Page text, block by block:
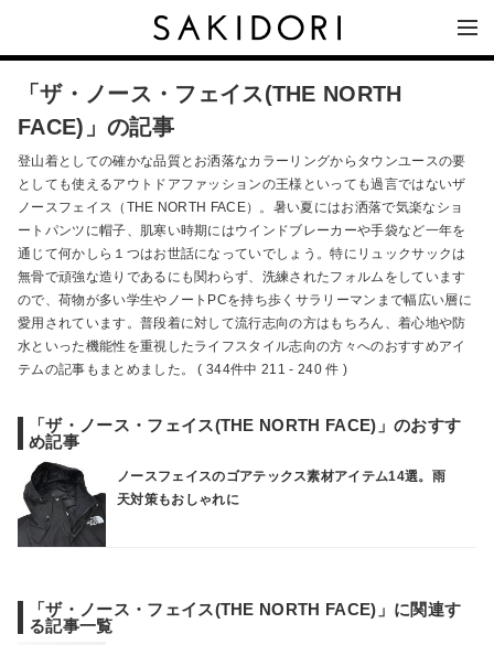
「ザ・ノース・フェイス(THE NORTH
FACE)」の記事
登山着としての確かな品質とお洒落なカラーリングからタウンユースの要
としても使えるアウトドアファッションの王様といっても過言ではないザ
ノースフェイス（THE NORTH FACE）。暑い夏にはお洒落で気楽なショ
ートパンツに帽子、肌寒い時期にはウインドブレーカーや手袋など一年を
通じて何かしら１つはお世話になっていでしょう。特にリュックサックは
無骨で頑強な造りであるにも関わらず、洗練されたフォルムをしています
ので、荷物が多い学生やノートPCを持ち歩くサラリーマンまで幅広い層に
愛用されています。普段着に対して流行志向の方はもちろん、着心地や防
水といった機能性を重視したライフスタイル志向の方々へのおすすめアイ
テムの記事もまとめました。 ( 344件中 211 - 240 件 )
「ザ・ノース・フェイス(THE NORTH FACE)」のおすす
め記事
ノースフェイスのゴアテックス素材アイテム14選。雨
天対策もおしゃれに
「ザ・ノース・フェイス(THE NORTH FACE)」に関連す
る記事一覧